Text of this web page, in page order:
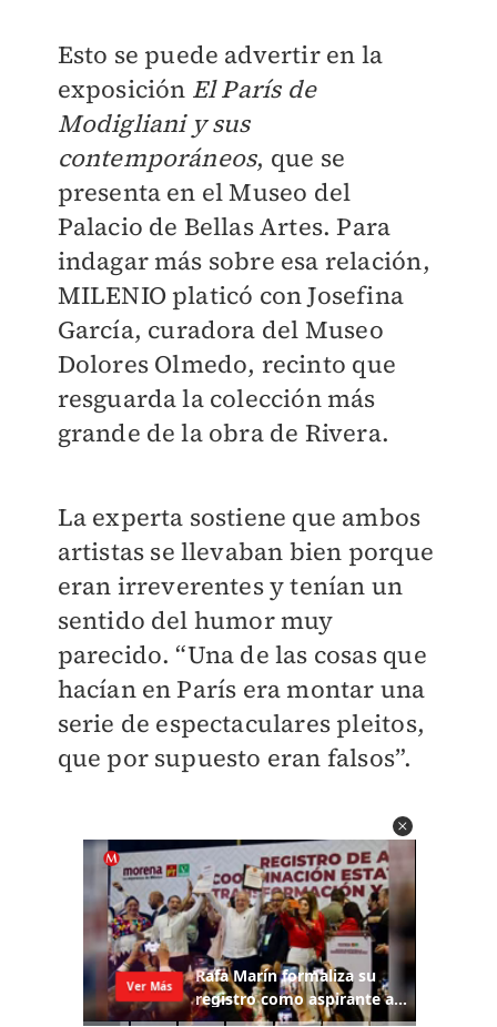
Esto se puede advertir en la
exposición El París de
Modigliani y sus
contemporáneos, que se
presenta en el Museo del
Palacio de Bellas Artes. Para
indagar más sobre esa relación,
MILENIO platicó con Josefina
García, curadora del Museo
Dolores Olmedo, recinto que
resguarda la colección más
grande de la obra de Rivera.
La experta sostiene que ambos
artistas se llevaban bien porque
eran irreverentes y tenían un
sentido del humor muy
parecido. “Una de las cosas que
hacían en París era montar una
serie de espectaculares pleitos,
que por supuesto eran falsos”.